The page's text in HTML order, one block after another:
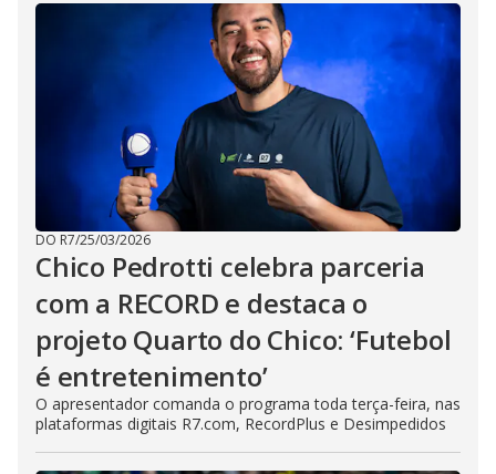
DO R7/25/03/2026
Chico Pedrotti celebra parceria
com a RECORD e destaca o
projeto Quarto do Chico: ‘Futebol
é entretenimento’
O apresentador comanda o programa toda terça-feira, nas
plataformas digitais R7.com, RecordPlus e Desimpedidos